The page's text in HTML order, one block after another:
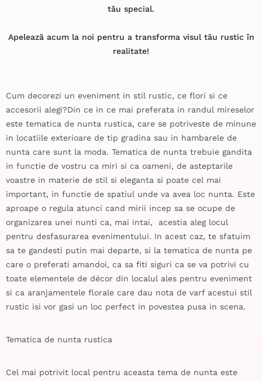
tău special.
Apelează acum la noi pentru a transforma visul tău rustic în
realitate!
Cum decorezi un eveniment in stil rustic, ce flori si ce
accesorii alegi?Din ce in ce mai preferata in randul mireselor
este tematica de nunta rustica, care se potriveste de minune
in locatiile exterioare de tip gradina sau in hambarele de
nunta care sunt la moda. Tematica de nunta trebuie gandita
in functie de vostru ca miri si ca oameni, de asteptarile
voastre in materie de stil si eleganta si poate cel mai
important, in functie de spatiul unde va avea loc nunta. Este
aproape o regula atunci cand mirii incep sa se ocupe de
organizarea unei nunti ca, mai intai, acestia aleg locul
pentru desfasurarea evenimentului. In acest caz, te sfatuim
sa te gandesti putin mai departe, si la tematica de nunta pe
care o preferati amandoi, ca sa fiti siguri ca se va potrivi cu
toate elementele de décor din localul ales pentru eveniment
si ca aranjamentele florale care dau nota de varf acestui stil
rustic isi vor gasi un loc perfect in povestea pusa in scena.
Tematica de nunta rustica
Cel mai potrivit local pentru aceasta tema de nunta este